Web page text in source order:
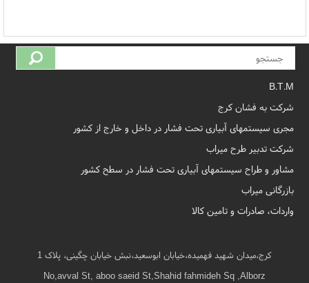
B.T.M
شرکت به فشان کرج
مجری سیستمهای آبیاری تحت فشار در داخل و خارج از کشور
شرکت تدبیر طرح میراب
مشاور و طراح سیستمهای آبیاری تحت فشار در سطح کشور
بازرگانی میراب
واردات، صادرات و تامین کالا
کرج،میدان شهید فهمیده،خیابان ابوسعید،نبش خیابان چگینی، پلاک 1
No,avval St, aboo saeid St,Shahid fahmideh Sq ,Alborz